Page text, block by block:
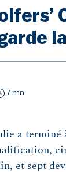
7 mn
a terminé
et sept